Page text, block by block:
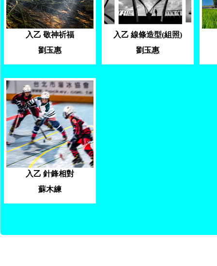
入乙 敬神祈福
劉玉惠
入乙 線條造型(組照)
劉玉惠
入乙 針鋒相對
蘇木練